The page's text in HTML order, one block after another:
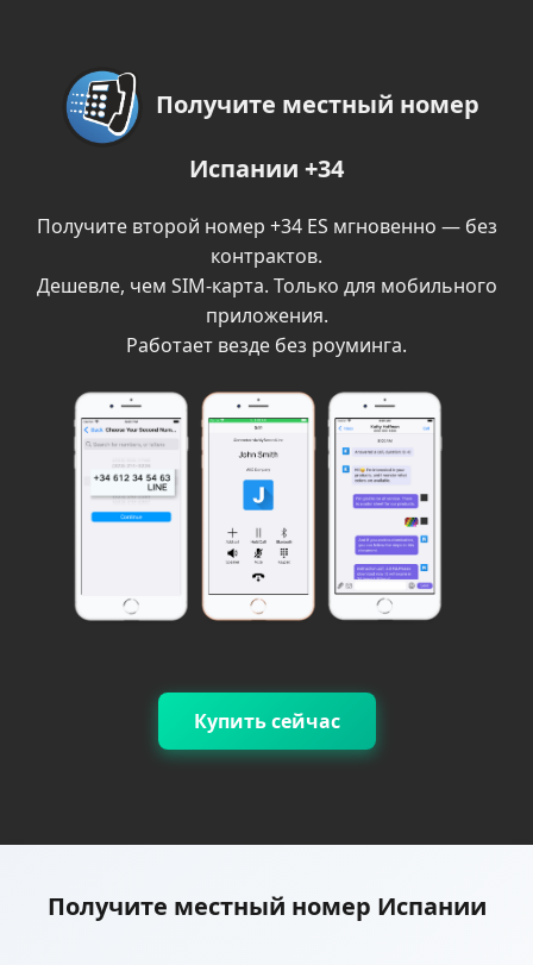
Получите местный номер
Испании +34
Получите второй номер +34 ES мгновенно — без
контрактов.
Дешевле, чем SIM-карта. Только для мобильного
приложения.
Работает везде без роуминга.
Купить сейчас
Получите местный номер Испании